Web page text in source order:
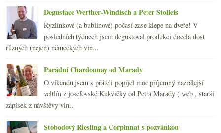
►března
►února(20)
►ledna (21)
► 2010 (249)
2009 (249)
►2008(270)
►2007(108)
Degustace Werther-Windisch a Peter Stolleis
Ryzlinkové (a bublinové) počasí zase klepe na dveře! V
posledních týdnech jsem degustoval produkci docela dost
různých (nejen) německých vin...
Parádní Chardonnay od Marady
O víkendu jsem s přáteli popíjel moc příjemný nazrálejší
veltlín z josefovské Kukvičky od Petra Marady ( web , starší
zápisek z návštěvy vin...
Stobodový Riesling a Corpinnat s pozvánkou